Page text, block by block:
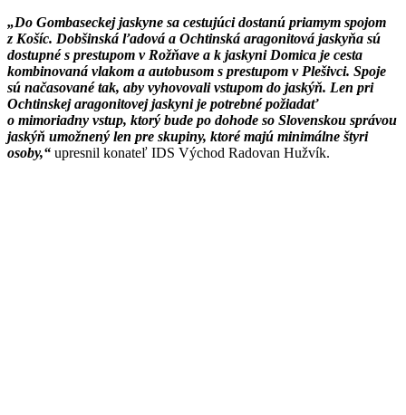
„Do Gombaseckej jaskyne sa cestujúci dostanú priamym spojom
z Košíc. Dobšinská ľadová a Ochtinská aragonitová jaskyňa sú
dostupné s prestupom v Rožňave a k jaskyni Domica je cesta
kombinovaná vlakom a autobusom s prestupom v Plešivci. Spoje
sú načasované tak, aby vyhovovali vstupom do jaskýň. Len pri
Ochtinskej aragonitovej jaskyni je potrebné požiadať
o mimoriadny vstup, ktorý bude po dohode so Slovenskou správou
jaskýň umožnený len pre skupiny, ktoré majú minimálne štyri
osoby,“ upresnil konateľ IDS Východ Radovan Hužvík.